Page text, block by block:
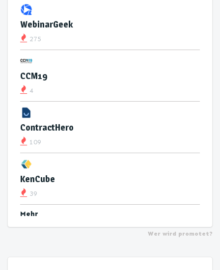
WebinarGeek
275
CCM19
4
ContractHero
109
KenCube
39
Mehr
Wer wird promotet?